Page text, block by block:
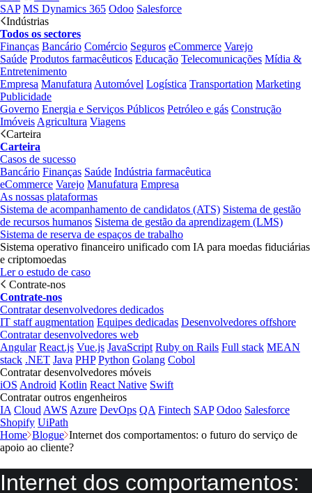
SAP MS Dynamics 365 Odoo Salesforce
Indústrias
Todos os sectores
Finanças Bancário Comércio Seguros eCommerce Varejo
Saúde Produtos farmacêuticos Educação Telecomunicações Mídia &
Entretenimento
Empresa Manufatura Automóvel Logística Transportation Marketing
Publicidade
Governo Energia e Serviços Públicos Petróleo e gás Construção
Imóveis Agricultura Viagens
Carteira
Carteira
Casos de sucesso
Bancário Finanças Saúde Indústria farmacêutica
eCommerce Varejo Manufatura Empresa
As nossas plataformas
Sistema de acompanhamento de candidatos (ATS) Sistema de gestão
de recursos humanos Sistema de gestão da aprendizagem (LMS)
Sistema de reserva de espaços de trabalho
Sistema operativo financeiro unificado com IA para moedas fiduciárias
e criptomoedas
Ler o estudo de caso
Contrate-nos
Contrate-nos
Contratar desenvolvedores dedicados
IT staff augmentation Equipes dedicadas Desenvolvedores offshore
Contratar desenvolvedores web
Angular React.js Vue.js JavaScript Ruby on Rails Full stack MEAN
stack .NET Java PHP Python Golang Cobol
Contratar desenvolvedores móveis
iOS Android Kotlin React Native Swift
Contratar outros engenheiros
IA Cloud AWS Azure DevOps QA Fintech SAP Odoo Salesforce
Shopify UiPath
Home Blogue Internet dos comportamentos: o futuro do serviço de
apoio ao cliente?
Internet dos comportamentos: